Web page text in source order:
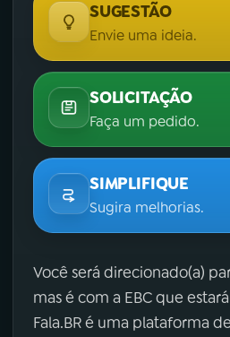
SUGESTÃO
Envie uma ideia.
SOLICITAÇÃO
Faça um pedido.
SIMPLIFIQUE
Sugira melhorias.
Você será direcionado(a)
mas é com a EBC que
Fala.BR é uma plataforma